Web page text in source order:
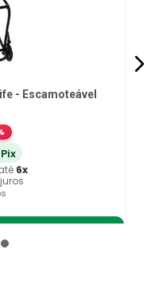
- Escamoteável
6x